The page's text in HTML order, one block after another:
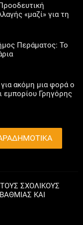
«μαζί» για τη
πολιτική
Περάματος: Το
ακόμη μια φορά ο
εμπορίου Γρηγόρης
ΣΧΟΛΙΚΟΥΣ
ΚΑΙ